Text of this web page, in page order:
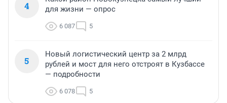
4
для жизни — опрос
6 087 5
5
Новый логистический центр за 2 млрд
рублей и мост для него отстроят в Кузбассе
— подробности
6 078 5